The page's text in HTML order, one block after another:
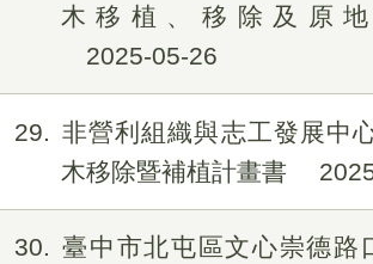
木移植、移除及原
2025-05-26
29
非營利組織與志工發展中
木移除暨補植計畫書
30
臺中市北屯區文心崇德路